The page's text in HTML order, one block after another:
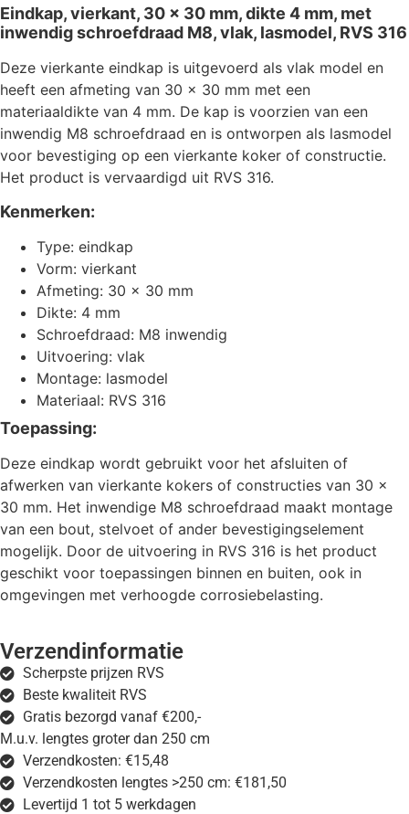
Eindkap, vierkant, 30 x 30 mm, dikte 4 mm, met
inwendig schroefdraad M8, vlak, lasmodel, RVS 316
Deze vierkante eindkap is uitgevoerd als vlak model en
heeft een afmeting van 30 x 30 mm met een
materiaaldikte van 4 mm. De kap is voorzien van een
inwendig M8 schroefdraad en is ontworpen als lasmodel
voor bevestiging op een vierkante koker of constructie.
Het product is vervaardigd uit RVS 316.
Kenmerken:
Type: eindkap
Vorm: vierkant
Afmeting: 30 x 30 mm
Dikte: 4 mm
Schroefdraad: M8 inwendig
Uitvoering: vlak
Montage: lasmodel
Materiaal: RVS 316
Toepassing:
Deze eindkap wordt gebruikt voor het afsluiten of
afwerken van vierkante kokers of constructies van 30 x
30 mm. Het inwendige M8 schroefdraad maakt montage
van een bout, stelvoet of ander bevestigingselement
mogelijk. Door de uitvoering in RVS 316 is het product
geschikt voor toepassingen binnen en buiten, ook in
omgevingen met verhoogde corrosiebelasting.
Verzendinformatie
Scherpste prijzen RVS
Beste kwaliteit RVS
Gratis bezorgd vanaf €200,-
M.u.v. lengtes groter dan 250 cm
Verzendkosten: €15,48
Verzendkosten lengtes >250 cm: €181,50
Levertijd 1 tot 5 werkdagen